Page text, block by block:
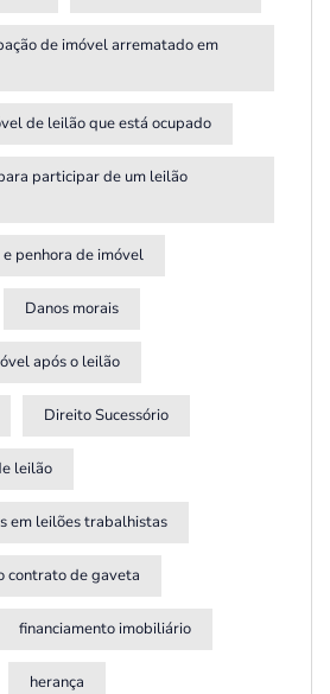
de imóvel arrematado em
de leilão que está ocupado
participar de um leilão
penhora de imóvel
Danos morais
após o leilão
Direito Sucessório
leilão
em leilões trabalhistas
contrato de gaveta
financiamento imobiliário
herança